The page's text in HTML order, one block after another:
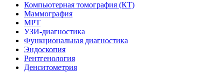
Компьютерная томография (КТ)
Маммография
МРТ
УЗИ-диагностика
Функциональная диагностика
Эндоскопия
Рентгенология
Денситометрия